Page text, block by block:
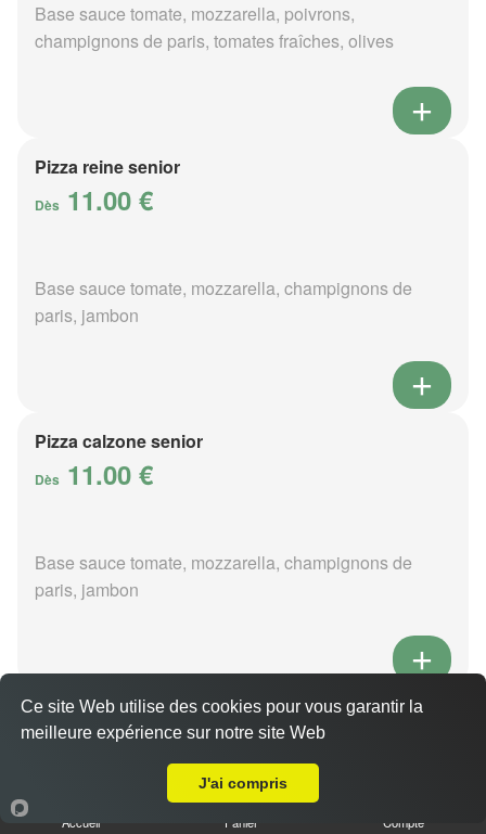
Base sauce tomate, mozzarella, poivrons,
champignons de paris, tomates fraîches, olives
Pizza reine senior
Dès 11.00 €
Base sauce tomate, mozzarella, champignons de
paris, jambon
Pizza calzone senior
Dès 11.00 €
Base sauce tomate, mozzarella, champignons de
paris, jambon
Pizza 4 fromages senior
11.00 €
Accueil Panier Compte
Ce site Web utilise des cookies pour vous garantir la
meilleure expérience sur notre site Web
J'ai compris